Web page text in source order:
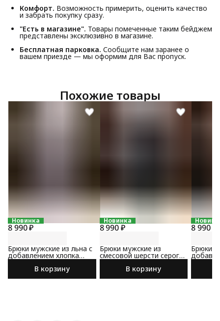
Комфорт. Возможность примерить, оценить качество
и забрать покупку сразу.
"Есть в магазине". Товары помеченные таким бейджем
представлены эксклюзивно в магазине.
Бесплатная парковка. Сообщите нам заранее о
вашем приезде — мы оформим для Вас пропуск.
Похожие товары
Новинка
8 990 ₽
Брюки мужские из льна с
добавлением хлопка
светло-серого цвета
В корзину
Новинка
8 990 ₽
Брюки мужские из
смесовой шерсти серого
цвета
В корзину
8 990 ₽
Брюки